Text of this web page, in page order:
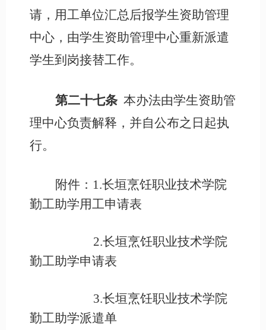
请，用工单位汇总后报学生资助管理
中心，由学生资助管理中心重新派遣
学生到岗接替工作。
第二十七条 本办法由学生资助管
理中心负责解释，并自公布之日起执
行。
附件： 1.长垣烹饪职业技术学院
勤工助学用工申请表
2.长垣烹饪职业技术学院
勤工助学申请表
3.长垣烹饪职业技术学院
勤工助学派遣单